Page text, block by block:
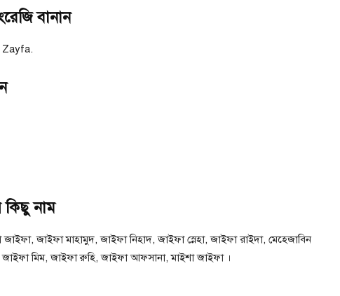
বানান
Zayfa.
কিছু নাম
জাইফা মাহামুদ, জাইফা নিহাদ, জাইফা স্নেহা, জাইফা রাইদা, মেহেজাবিন
মিম, জাইফা রুহি, জাইফা আফসানা, মাইশা জাইফা ।